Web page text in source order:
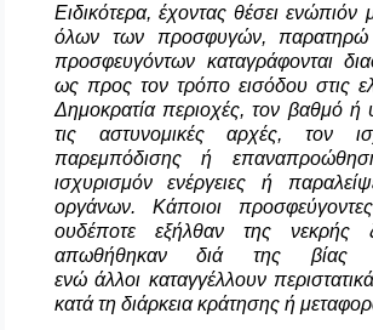
Ειδικότερα, έχοντας θέσει
όλων των προσφυγών,
προσφευγόντων καταγράφονται
ως προς τον τρόπο εισόδου στις
Δημοκρατία περιοχές, τον βαθμό
τις αστυνομικές αρχές, τον
παρεμπόδισης ή
ισχυρισμόν ενέργειες ή
οργάνων. Κάποιοι προσφεύγοντες
ουδέποτε εξήλθαν της νεκρής
απωθήθηκαν διά της βίας
ενώ άλλοι καταγγέλλουν
κατά τη διάρκεια κράτησης ή